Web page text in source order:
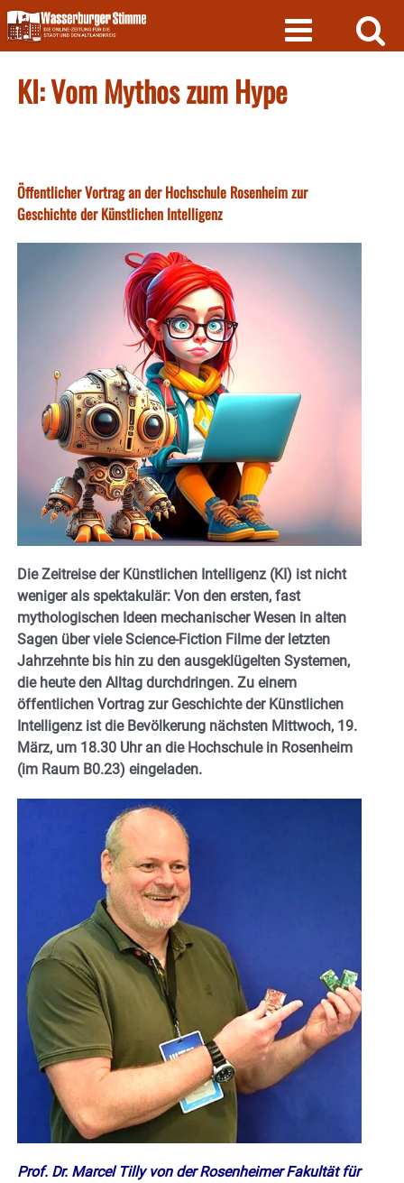
Skip
to
content
KI: Vom Mythos zum Hype
Öffentlicher Vortrag an der Hochschule Rosenheim zur
Geschichte der Künstlichen Intelligenz
Die Zeitreise der Künstlichen Intelligenz (KI) ist nicht
weniger als spektakulär: Von den ersten, fast
mythologischen Ideen mechanischer Wesen in alten
Sagen über viele Science-Fiction Filme der letzten
Jahrzehnte bis hin zu den ausgeklügelten Systemen,
die heute den Alltag durchdringen. Zu einem
öffentlichen Vortrag zur Geschichte der Künstlichen
Intelligenz ist die Bevölkerung nächsten Mittwoch, 19.
März, um 18.30 Uhr an die Hochschule in Rosenheim
(im Raum B0.23) eingeladen.
Prof. Dr. Marcel Tilly von der Rosenheimer Fakultät für